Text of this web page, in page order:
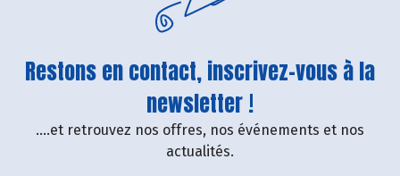
Restons en contact, inscrivez-vous à la
newsletter !
....et retrouvez nos offres, nos événements et nos
actualités.